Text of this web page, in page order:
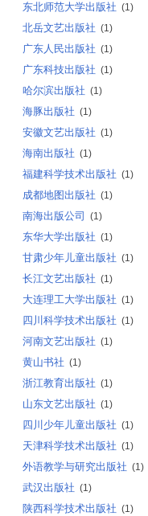
东北师范大学出版社 (1)
北岳文艺出版社 (1)
广东人民出版社 (1)
广东科技出版社 (1)
哈尔滨出版社 (1)
海豚出版社 (1)
安徽文艺出版社 (1)
海南出版社 (1)
福建科学技术出版社 (1)
成都地图出版社 (1)
南海出版公司 (1)
东华大学出版社 (1)
甘肃少年儿童出版社 (1)
长江文艺出版社 (1)
大连理工大学出版社 (1)
四川科学技术出版社 (1)
河南文艺出版社 (1)
黄山书社 (1)
浙江教育出版社 (1)
山东文艺出版社 (1)
四川少年儿童出版社 (1)
天津科学技术出版社 (1)
外语教学与研究出版社 (1)
武汉出版社 (1)
陕西科学技术出版社 (1)